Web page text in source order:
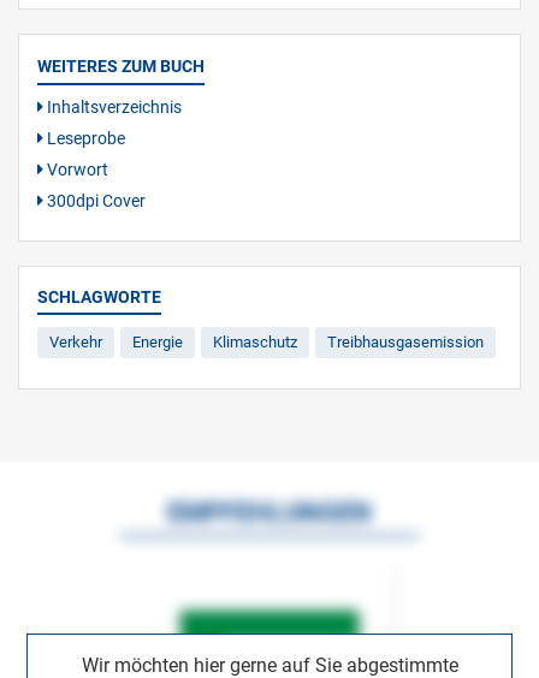
WEITERES ZUM BUCH
Inhaltsverzeichnis
Leseprobe
Vorwort
300dpi Cover
SCHLAGWORTE
Verkehr Energie Klimaschutz Treibhausgasemission
Wir möchten hier gerne auf Sie abgestimmte
EMPFEHLUNGEN